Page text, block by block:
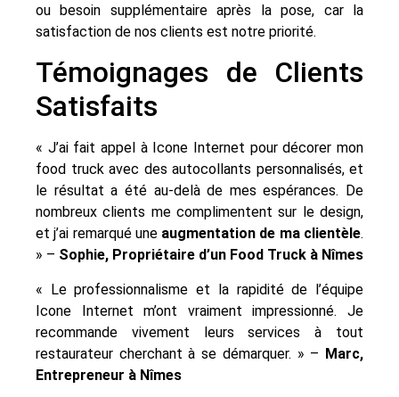
ou besoin supplémentaire après la pose, car la
satisfaction de nos clients est notre priorité.
Témoignages de Clients
Satisfaits
« J’ai fait appel à Icone Internet pour décorer mon
food truck avec des autocollants personnalisés, et
le résultat a été au-delà de mes espérances. De
nombreux clients me complimentent sur le design,
et j’ai remarqué une augmentation de ma clientèle.
» – Sophie, Propriétaire d’un Food Truck à Nîmes
« Le professionnalisme et la rapidité de l’équipe
Icone Internet m’ont vraiment impressionné. Je
recommande vivement leurs services à tout
restaurateur cherchant à se démarquer. » – Marc,
Entrepreneur à Nîmes